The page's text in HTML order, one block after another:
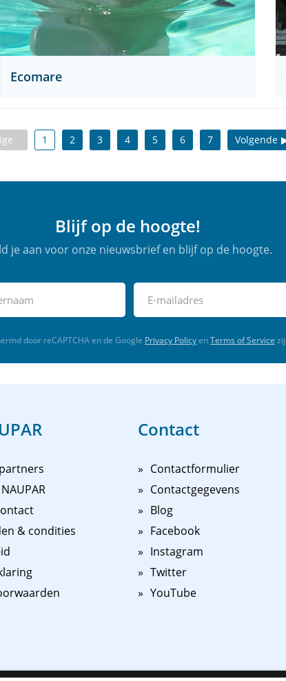
Ecomare
1 2 3 4 5 6 7 Volgende
Blijf op de hoogte!
je aan voor onze nieuwsbrief en blijf op de hoogte.
door reCAPTCHA en de Google Privacy PolicyenTerms of Service
& condities
Contact
Contactformulier
Contactgegevens
Blog
Facebook
Instagram
Twitter
YouTube